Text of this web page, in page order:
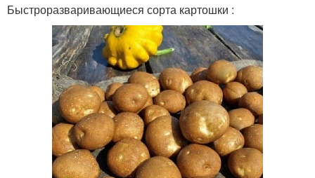
Быстроразваривающиеся сорта картошки :